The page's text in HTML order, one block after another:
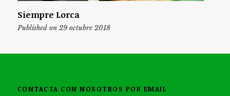
Siempre Lorca
Published on 29 octubre 2018
CONTACTA CON NOSOTROS POR EMAIL